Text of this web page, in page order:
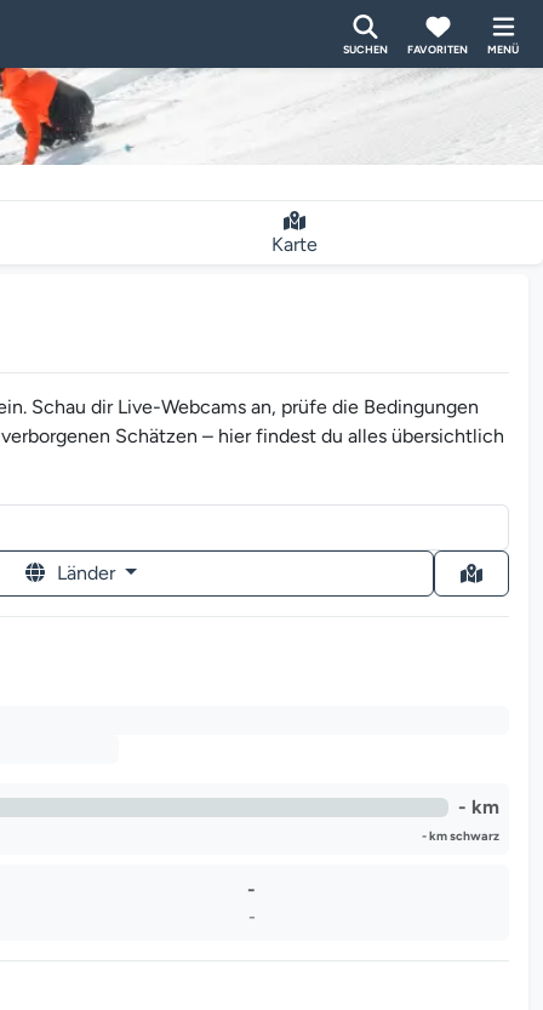
SUCHEN FAVORITEN MENÜ
Karte
Schau dir Live-Webcams an, prüfe die Bedingungen
Schätzen – hier findest du alles übersichtlich
Länder
- km
- km schwarz
-
-